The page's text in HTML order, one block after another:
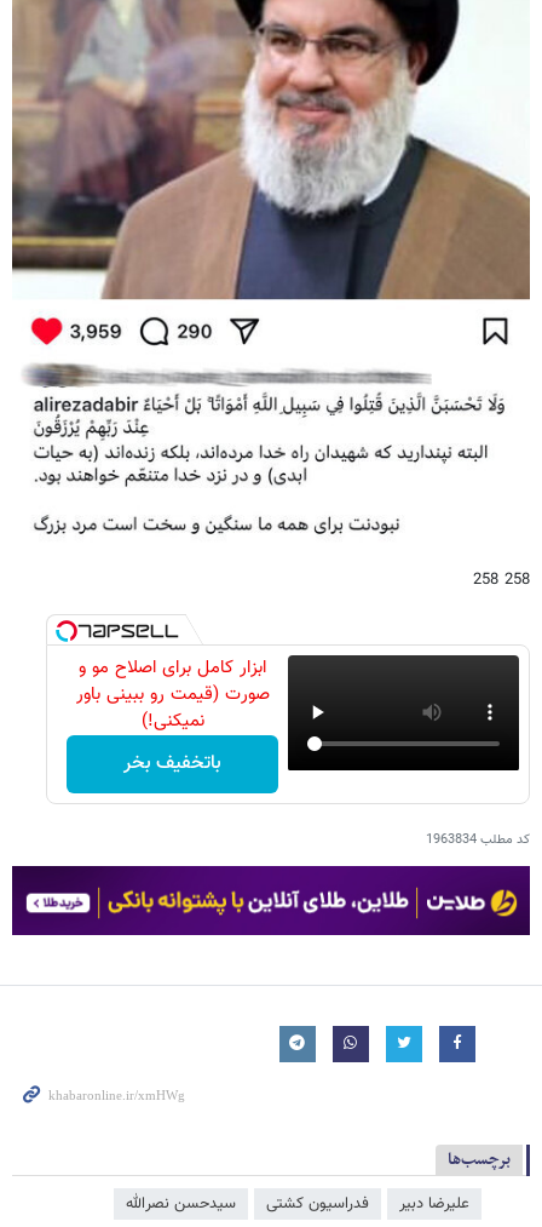
258 258
ابزار کامل برای اصلاح مو و
صورت (قیمت رو ببینی باور
نمیکنی!)
باتخفیف بخر
کد مطلب1963834
برچسب‌ها
علیرضا دبیر فدراسیون کشتی سیدحسن نصرالله